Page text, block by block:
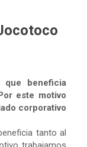
que beneficia
este motivo
corporativo
tanto al